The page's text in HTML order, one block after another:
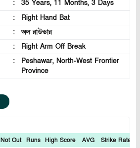
:
35 Years, 11 Months, 3 Days
:
Right Hand Bat
:
অল রাউন্ডার
:
Right Arm Off Break
:
Peshawar, North-West Frontier
Province
Not Out Runs High Score AVG Strike Rate